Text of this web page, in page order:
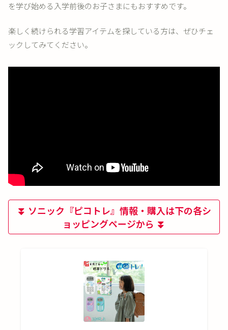
を学び始める入学前後のお子さまにもおすすめです。
楽しく続けられる学習アイテムを探している方は、ぜひチェ
ックしてみてください。
⏬ ソニック『ピコトレ』情報・購入は下の各シ
ョッピングページから ⏬